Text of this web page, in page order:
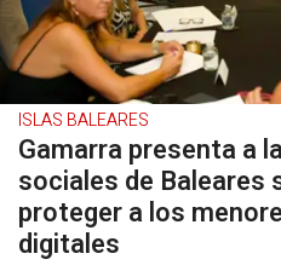
ISLAS BALEARES
Gamarra presenta a
sociales de Baleares
proteger a los
digitales